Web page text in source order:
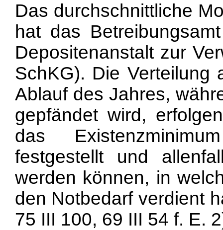
Das durchschnittliche
hat das
Depositenanstalt zur
SchKG). Die Verteilung
Ablauf des Jahres,
gepfändet wird,
das
festgestellt und
werden können, in
den Notbedarf verdient
75 III 100, 69 III 54 f. E.